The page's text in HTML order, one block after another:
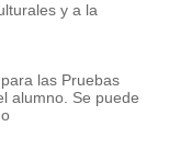
y a la
las Pruebas
alumno. Se puede